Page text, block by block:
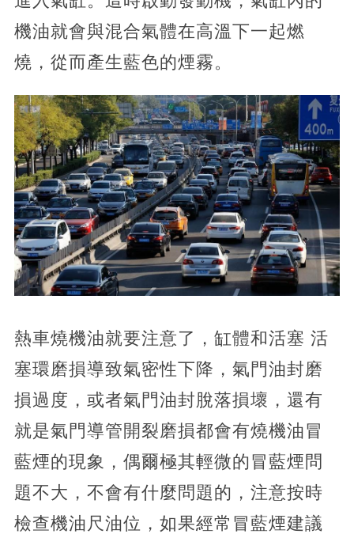
機油就會與混合氣體在高溫下一起燃
燒，從而產生藍色的煙霧。
熱車燒機油就要注意了，缸體和活塞 活
塞環磨損導致氣密性下降，氣門油封磨
損過度，或者氣門油封脫落損壞，還有
就是氣門導管開裂磨損都會有燒機油冒
藍煙的現象，偶爾極其輕微的冒藍煙問
題不大，不會有什麼問題的，注意按時
檢查機油尺油位，如果經常冒藍煙建議